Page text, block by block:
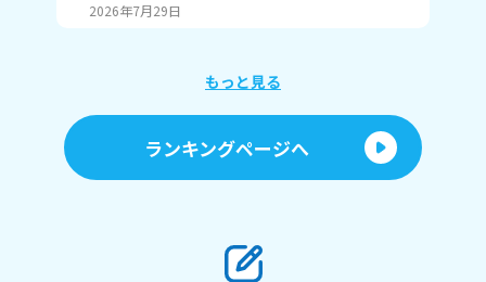
2026年7月29日
もっと見る
ランキングページへ